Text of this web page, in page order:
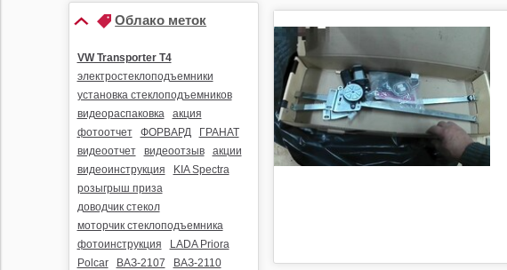
Облако меток
VW Transporter T4
электростеклоподъемники
установка стеклоподъемников
видеораспаковка
акция
фотоотчет
ФОРВАРД
ГРАНАТ
видеоотчет
видеоотзыв
акции
видеоинструкция
KIA Spectra
розыгрыш приза
доводчик стекол
моторчик стеклоподъемника
фотоинструкция
LADA Priora
Polcar
ВАЗ-2107
ВАЗ-2110